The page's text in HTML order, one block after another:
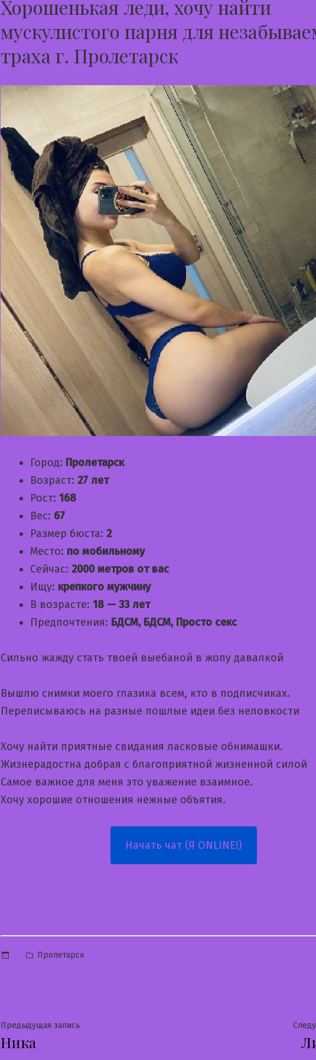
Хорошенькая леди, хочу найти
мускулистого парня для
траха г. Пролетарск
Город: Пролетарск
Возраст: 27 лет
Рост: 168
Вес: 67
Размер бюста: 2
Место: по мобильному
Сейчас: 2000 метров от вас
Ищу: крепкого мужчину
В возрасте: 18 — 33 лет
Предпочтения: БДСМ, БДСМ, Просто секс
Сильно жажду стать твоей выебаной в жопу давалкой
Вышлю снимки моего глазика всем, кто в подписчиках.
Переписываюсь на разные пошлые идеи без неловкости
Хочу найти приятные свидания ласковые обнимашки.
Жизнерадостна добрая с благоприятной жизненной силой
Самое важное для меня это уважение взаимное.
Хочу хорошие отношения нежные объятия.
Начать чат (Я ONLINE!)
Опубликовано
Пролетарск
Навигация
по
Предыдущая запись
Ника